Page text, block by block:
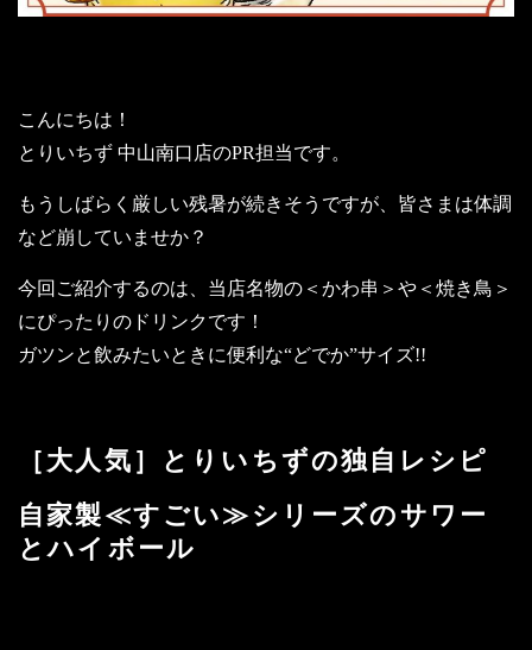
こんにちは！
とりいちず 中山南口店のPR担当です。
もうしばらく厳しい残暑が続きそうですが、皆さまは体調
など崩していませか？
今回ご紹介するのは、当店名物の＜かわ串＞や＜焼き鳥＞
にぴったりのドリンクです！
ガツンと飲みたいときに便利な“どでか”サイズ!!
［大人気］とりいちずの独自レシピ
自家製≪すごい≫シリーズのサワー
とハイボール